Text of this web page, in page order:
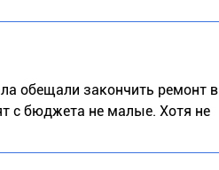
обещали закончить ремонт в
с бюджета не малые. Хотя не